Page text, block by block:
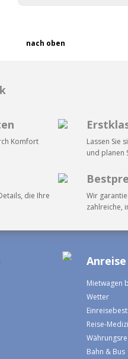
nach oben
Komfort
Lassen Sie
und planen
die Ihre
Wir
zahlreiche,
Mietwagen
Wetter
Reise-
Bahn & Bus